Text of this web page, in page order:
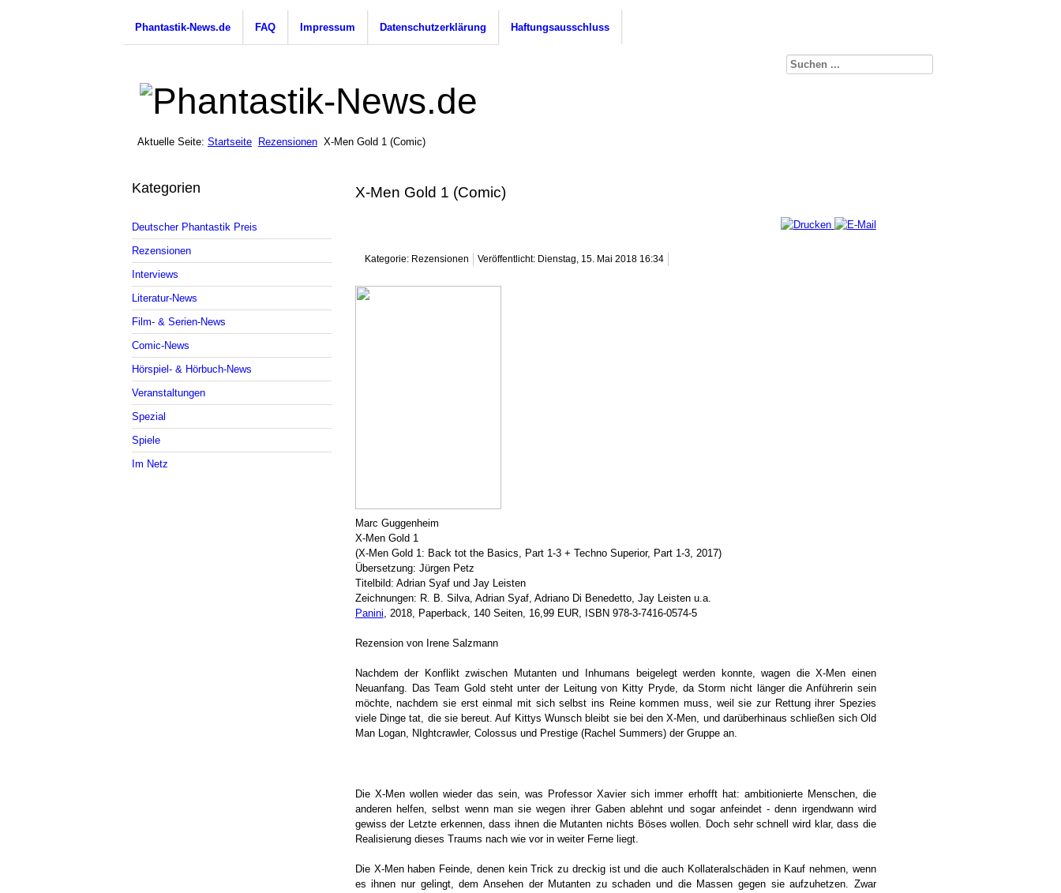
Phantastik-News.de FAQ Impressum Datenschutzerklärung Haftungsausschluss
Aktuelle Seite: Startseite Rezensionen X-Men Gold 1 (Comic)
Kategorien
Deutscher Phantastik Preis
Rezensionen
Interviews
Literatur-News
Film- & Serien-News
Comic-News
Hörspiel- & Hörbuch-News
Veranstaltungen
Spezial
Spiele
Im Netz
X-Men Gold 1 (Comic)
Kategorie: Rezensionen Veröffentlicht: Dienstag, 15. Mai 2018 16:34
Marc Guggenheim
X-Men Gold 1
(X-Men Gold 1: Back tot the Basics, Part 1-3 + Techno Superior, Part 1-3, 2017)
Übersetzung: Jürgen Petz
Titelbild: Adrian Syaf und Jay Leisten
Zeichnungen: R. B. Silva, Adrian Syaf, Adriano Di Benedetto, Jay Leisten u.a.
Panini , 2018, Paperback, 140 Seiten, 16,99 EUR, ISBN 978-3-7416-0574-5
Rezension von Irene Salzmann
Nachdem der Konflikt zwischen Mutanten und Inhumans beigelegt werden konnte, wagen die X-Men einen
Neuanfang. Das Team Gold steht unter der Leitung von Kitty Pryde, da Storm nicht länger die Anführerin sein
möchte, nachdem sie erst einmal mit sich selbst ins Reine kommen muss, weil sie zur Rettung ihrer Spezies
viele Dinge tat, die sie bereut. Auf Kittys Wunsch bleibt sie bei den X-Men, und darüberhinaus schließen sich Old
Man Logan, NIghtcrawler, Colossus und Prestige (Rachel Summers) der Gruppe an.
Die X-Men wollen wieder das sein, was Professor Xavier sich immer erhofft hat: ambitionierte Menschen, die
anderen helfen, selbst wenn man sie wegen ihrer Gaben ablehnt und sogar anfeindet - denn irgendwann wird
gewiss der Letzte erkennen, dass ihnen die Mutanten nichts Böses wollen. Doch sehr schnell wird klar, dass die
Realisierung dieses Traums nach wie vor in weiter Ferne liegt.
Die X-Men haben Feinde, denen kein Trick zu dreckig ist und die auch Kollateralschäden in Kauf nehmen, wenn
es ihnen nur gelingt, dem Ansehen der Mutanten zu schaden und die Massen gegen sie aufzuhetzen. Zwar